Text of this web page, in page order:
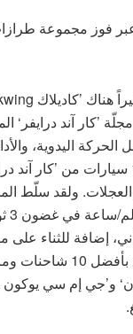
10 سيارات لدى مجلّة ’كار
فقد جرى تصنيفها ضمن لائحة
خلال زمن قليل قدره 2.6